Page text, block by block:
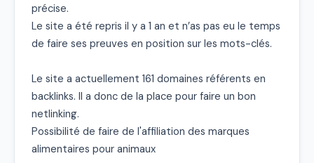
précise.
Le site a été repris il y a 1 an et n’as pas eu le temps
de faire ses preuves en position sur les mots-clés.
Le site a actuellement 161 domaines référents en
backlinks. Il a donc de la place pour faire un bon
netlinking.
Possibilité de faire de l'affiliation des marques
alimentaires pour animaux